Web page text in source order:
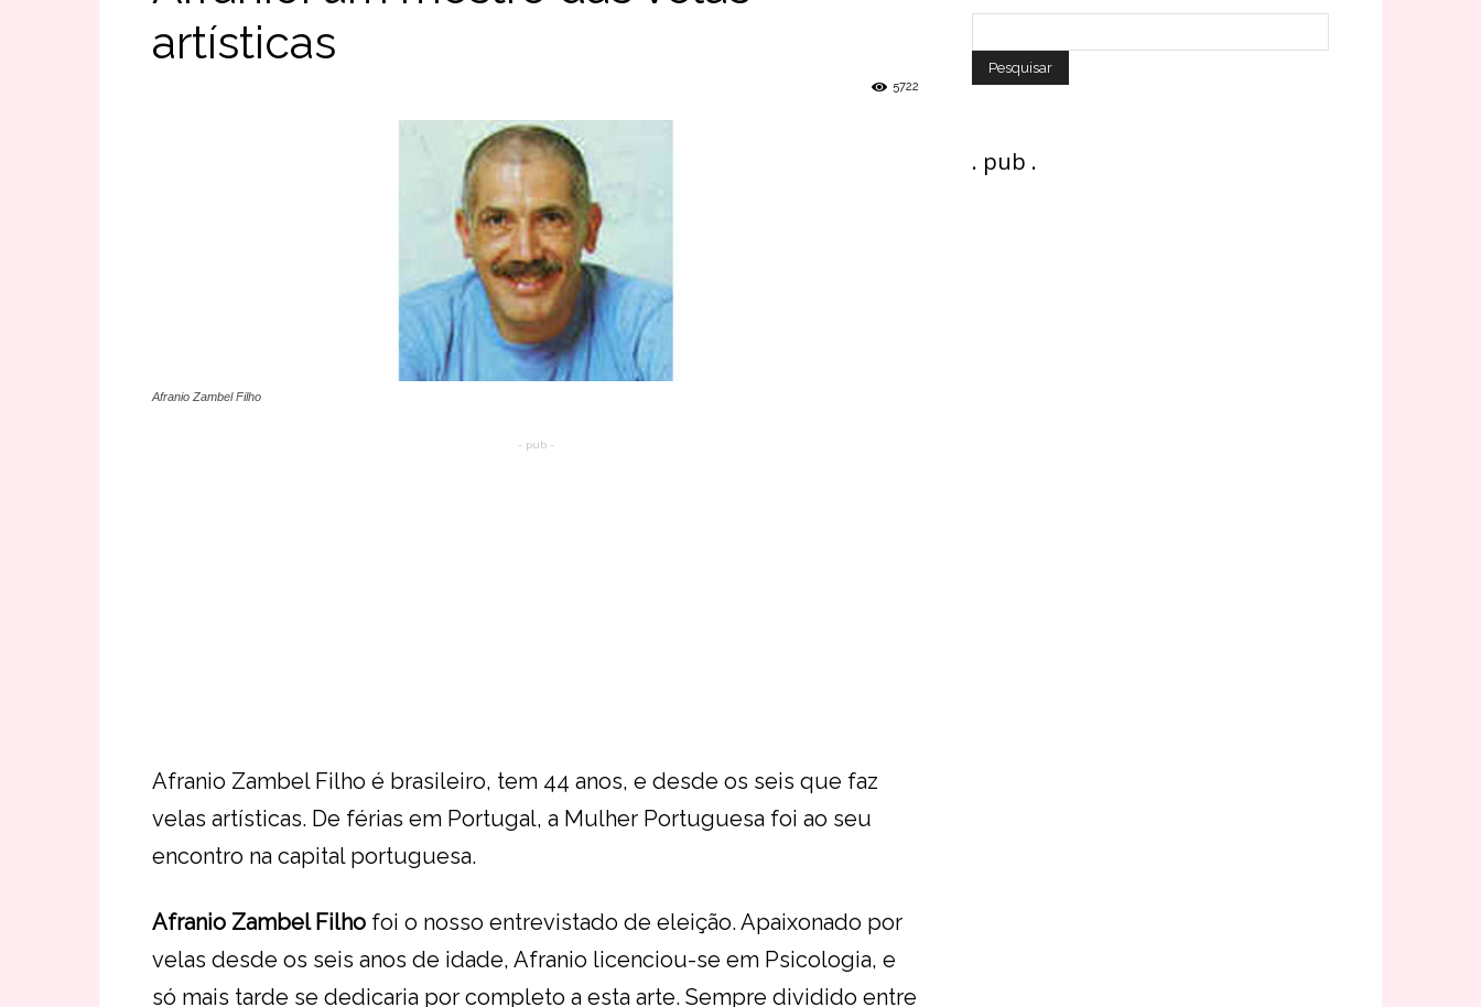
artísticas
5722
Afranio Zambel Filho
- pub -
Afranio Zambel Filho é brasileiro, tem 44 anos, e desde os seis que faz
velas artísticas. De férias em Portugal, a Mulher Portuguesa foi ao seu
encontro na capital portuguesa.
Afranio Zambel Filho foi o nosso entrevistado de eleição. Apaixonado por
velas desde os seis anos de idade, Afranio licenciou-se em Psicologia, e
só mais tarde se dedicaria por completo a esta arte. Sempre dividido entre
. pub .